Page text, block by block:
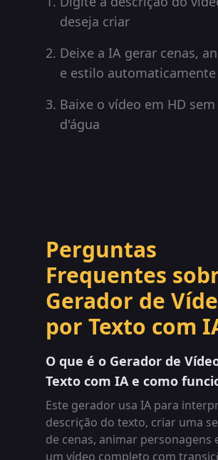
deseja criar
Deixe a IA gerar cenas,
e estilo automaticamente
Baixe o vídeo em HD
d'água
Perguntas
Frequentes
Gerador de
por Texto com
O que é o Gerador de
Texto com IA e como
Este gerador usa IA para
descrição do texto, criar uma
de cenas, animar personagens
um vídeo completo com